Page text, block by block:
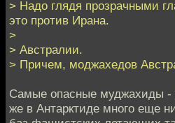
> Надо глядя прозрачными
это против Ирана.
>
> Австралии.
> Причем, моджахедов
Самые опасные муджахиды -
же в Антарктиде много еще